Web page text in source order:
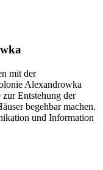
mit der
Alexandrowka
Entstehung der
begehbar machen.
und Information